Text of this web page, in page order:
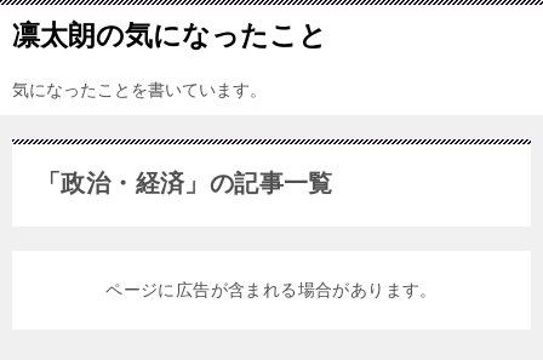
凛太朗の気になったこと
気になったことを書いています。
「政治・経済」の記事一覧
ページに広告が含まれる場合があります。